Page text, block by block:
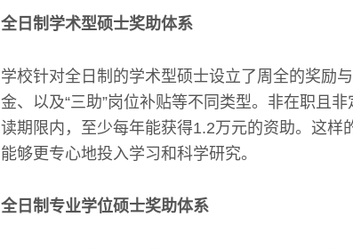
全日制学术型硕士奖助体系
学校针对全日制的学术型硕士设立了周全的奖励
金、以及“三助”岗位补贴等不同类型。非在职且
读期限内，至少每年能获得1.2万元的资助。这样
能够更专心地投入学习和科学研究。
全日制专业学位硕士奖助体系